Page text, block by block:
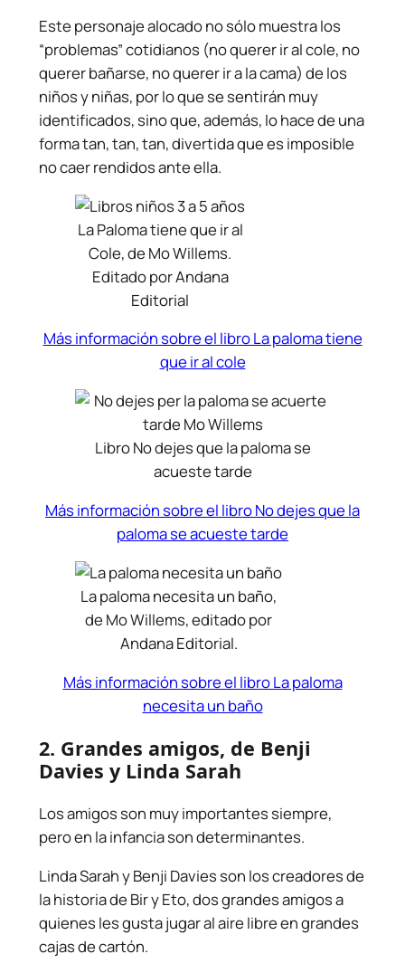
Este personaje alocado no sólo muestra los
“problemas” cotidianos (no querer ir al cole, no
querer bañarse, no querer ir a la cama) de los
niños y niñas, por lo que se sentirán muy
identificados, sino que, además, lo hace de una
forma tan, tan, tan, divertida que es imposible
no caer rendidos ante ella.
La Paloma tiene que ir al
Cole, de Mo Willems.
Editado por Andana
Editorial
Más información sobre el libro La paloma tiene
que ir al cole
Libro No dejes que la paloma se
acueste tarde
Más información sobre el libro No dejes que la
paloma se acueste tarde
La paloma necesita un baño,
de Mo Willems, editado por
Andana Editorial.
Más información sobre el libro La paloma
necesita un baño
2. Grandes amigos, de Benji
Davies y Linda Sarah
Los amigos son muy importantes siempre,
pero en la infancia son determinantes.
Linda Sarah y Benji Davies son los creadores de
la historia de Bir y Eto, dos grandes amigos a
quienes les gusta jugar al aire libre en grandes
cajas de cartón.